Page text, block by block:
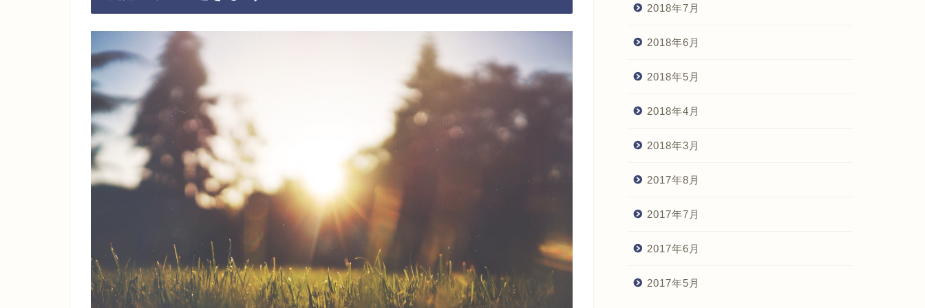
2018年7月
2018年6月
2018年5月
2018年4月
2018年3月
2017年8月
2017年7月
2017年6月
2017年5月